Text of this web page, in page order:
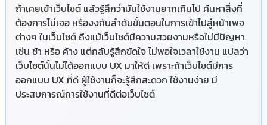
ถ้าเคยเข้าเว็บไซต์ แล้วรู้สึกว่ามันใช้งานยากเกินไป ค้นหาสิ่งที่
ต้องการไม่เจอ หรืองงกับลำดับขั้นตอนในการเข้าไปสู่หน้าเพจ
ต่างๆ ในเว็บไซต์ ถึงแม้เว็บไซต์มีความสวยงามหรือไม่มีปัญหา
เช่น ช้า หรือ ค้าง แต่กลับรู้สึกขัดใจ ไม่พอใจเวลาใช้งาน แปลว่า
เว็บไซต์นั้นไม่ได้ออกแบบ UX มาให้ดี เพราะถ้าเว็บไซต์มีการ
ออกแบบ UX ที่ดี ผู้ใช้งานก็จะรู้สึกสะดวก ใช้งานง่าย มี
ประสบการณ์การใช้งานที่ดีต่อเว็บไซต์